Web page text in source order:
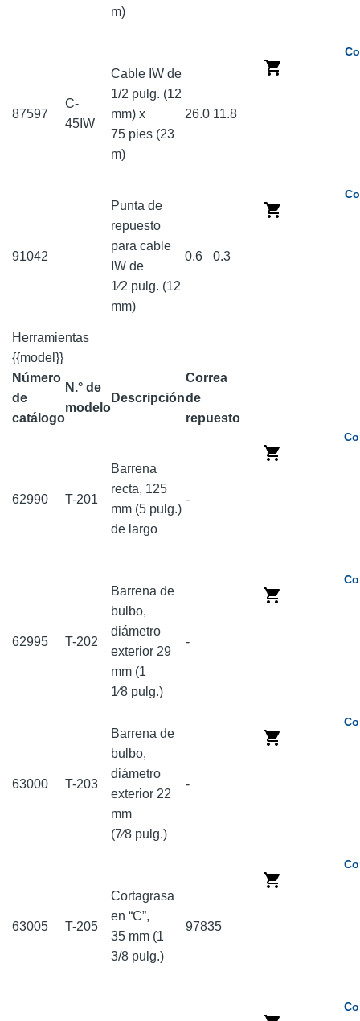
m)
87597
C-
45IW
Cable IW de
1/2 pulg. (12
mm) x
75 pies (23
m)
26.0 11.8
91042
Punta de
repuesto
para cable
IW de
1⁄2 pulg. (12
mm)
0.6 0.3
Herramientas
{{model}}
Número
de
catálogo
N.° de
modelo
Descripción
Correa
de
repuesto
62990 T-201
Barrena
recta, 125
mm (5 pulg.)
de largo
-
62995 T-202
Barrena de
bulbo,
diámetro
exterior 29
mm (1
1⁄8 pulg.)
-
63000 T-203
Barrena de
bulbo,
diámetro
exterior 22
mm
(7⁄8 pulg.)
-
63005 T-205
Cortagrasa
en “C”,
35 mm (1
3/8 pulg.)
97835